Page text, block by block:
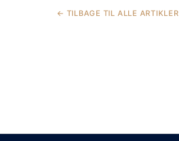
← TILBAGE TIL ALLE ARTIKLER